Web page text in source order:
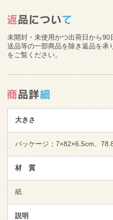
未開封・未使用かつ出荷日から
送品等の一部商品を除き返品を承
をご覧ください。
大きさ
パッケージ：7×82×6.5cm、
材 質
紙
説明